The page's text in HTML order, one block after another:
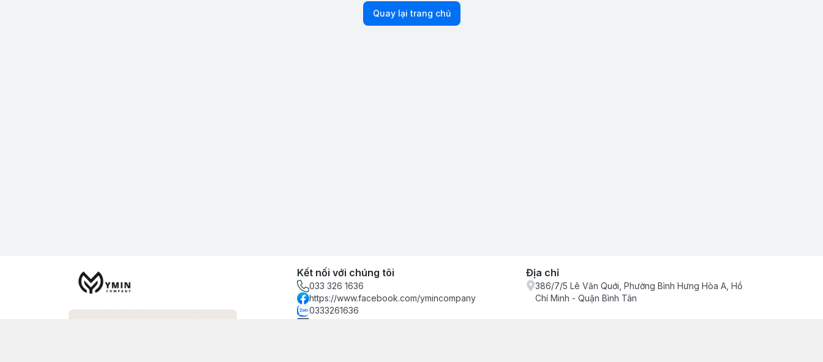
Quay lại trang chủ
Kết nối với chúng tôi
033 326 1636
https://www.facebook.com/ymincompany
0333261636
Địa chỉ
386/7/5 Lê Văn Quới, Phường Bình Hưng Hòa A, Hồ
Chí Minh - Quận Bình Tân